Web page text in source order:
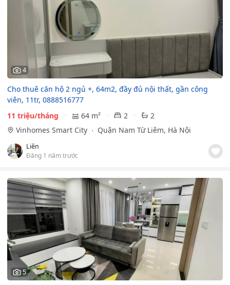
4
Cho thuê căn hộ 2 ngủ +, 64m2, đầy đủ nội thất, gần công
viên, 11tr, 0888516777
11 triệu/tháng
64 m² 2
2
Vinhomes Smart City
Quận Nam Từ Liêm, Hà Nội
Liên
Đăng 1 năm trước
5